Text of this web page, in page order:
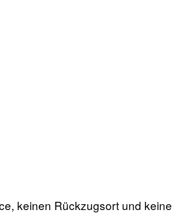
keinen Rückzugsort und keine